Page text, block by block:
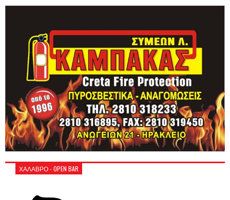
ΧΑΛΑΒΡΟ - OPEN BAR